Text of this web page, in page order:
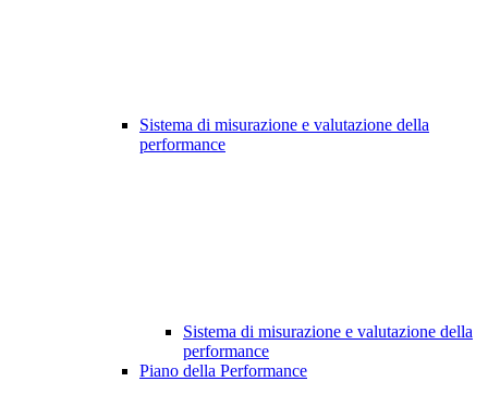
Sistema di misurazione e valutazione della
performance
Sistema di misurazione e valutazione della
performance
Piano della Performance